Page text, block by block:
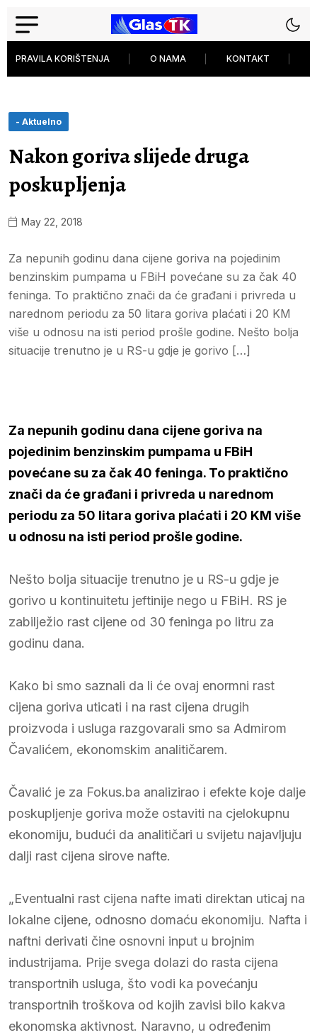
PRAVILA KORIŠTENJA O NAMA KONTAKT
- Aktuelno
Nakon goriva slijede druga
poskupljenja
May 22, 2018
Za nepunih godinu dana cijene goriva na pojedinim
benzinskim pumpama u FBiH povećane su za čak 40
feninga. To praktično znači da će građani i privreda u
narednom periodu za 50 litara goriva plaćati i 20 KM
više u odnosu na isti period prošle godine. Nešto bolja
situacije trenutno je u RS-u gdje je gorivo […]
Za nepunih godinu dana cijene goriva na
pojedinim benzinskim pumpama u FBiH
povećane su za čak 40 feninga. To praktično
znači da će građani i privreda u narednom
periodu za 50 litara goriva plaćati i 20 KM više
u odnosu na isti period prošle godine.
Nešto bolja situacije trenutno je u RS-u gdje je
gorivo u kontinuitetu jeftinije nego u FBiH. RS je
zabilježio rast cijene od 30 feninga po litru za
godinu dana.
Kako bi smo saznali da li će ovaj enormni rast
cijena goriva uticati i na rast cijena drugih
proizvoda i usluga razgovarali smo sa Admirom
Čavalićem, ekonomskim analitičarem.
Čavalić je za Fokus.ba analizirao i efekte koje dalje
poskupljenje goriva može ostaviti na cjelokupnu
ekonomiju, budući da analitičari u svijetu najavljuju
dalji rast cijena sirove nafte.
„Eventualni rast cijena nafte imati direktan uticaj na
lokalne cijene, odnosno domaću ekonomiju. Nafta i
naftni derivati čine osnovni input u brojnim
industrijama. Prije svega dolazi do rasta cijena
transportnih usluga, što vodi ka povećanju
transportnih troškova od kojih zavisi bilo kakva
ekonomska aktivnost. Naravno, u određenim